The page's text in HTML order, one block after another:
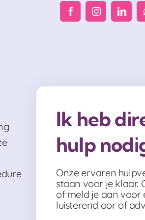
Ik heb
hulp
Onze ervaren
staan voor je klaar.
of meld je aan voor
luisterend oor of